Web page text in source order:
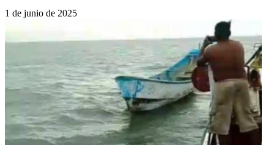
1 de junio de 2025